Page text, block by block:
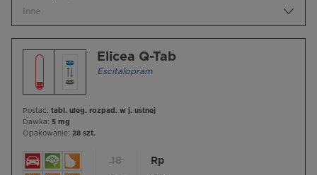
Inne
Elicea Q-Tab
Escitalopram
Postać: tabl. uleg. rozpad. w j. ustnej
Dawka: 5 mg
Opakowanie: 28 szt.
18
Rp